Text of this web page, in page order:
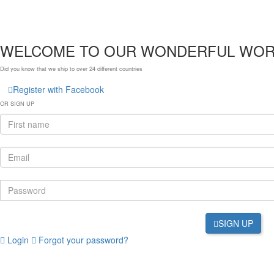
WELCOME TO OUR WONDERFUL
Did you know that we ship to over 24 different countries
Register with Facebook
OR SIGN UP
SIGN UP
Login
Forgot your password?